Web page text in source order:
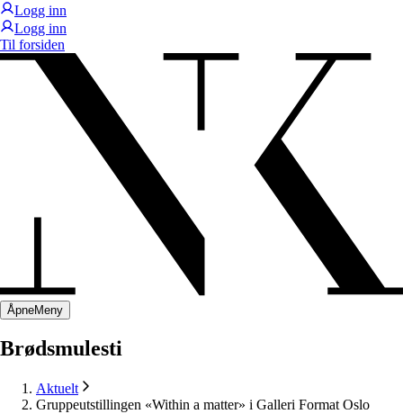
Logg inn
Logg inn
Til forsiden
ÅpneMeny
Brødsmulesti
Aktuelt
Gruppeutstillingen «Within a matter» i Galleri Format Oslo